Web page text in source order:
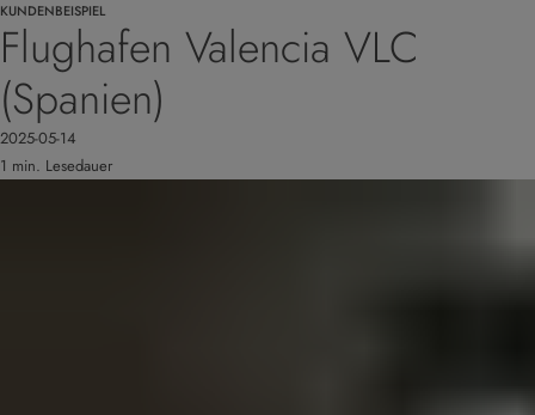
KUNDENBEISPIEL
Flughafen Valencia VLC
(Spanien)
2025-05-14
1 min. Lesedauer